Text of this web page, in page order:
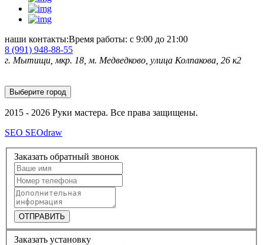
наши контакты:Время работы: с 9:00 до 21:00
8 (991) 948-88-55
г. Мытищи, мкр. 18, м. Медведково, улица Колпакова, 26 к2
Выберите город
2015 - 2026 Руки мастера. Все права защищены.
SEO SEOdraw
Заказать обратный звонок
ОТПРАВИТЬ
Заказать установку